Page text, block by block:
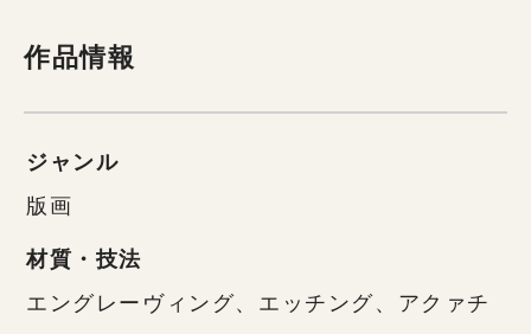
作品情報
ジャンル
版画
材質・技法
エングレーヴィング、エッチング、アクァチ